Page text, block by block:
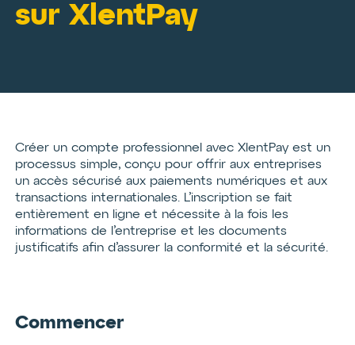
sur XlentPay
Créer un compte professionnel avec XlentPay est un
processus simple, conçu pour offrir aux entreprises
un accès sécurisé aux paiements numériques et aux
transactions internationales. L’inscription se fait
entièrement en ligne et nécessite à la fois les
informations de l’entreprise et les documents
justificatifs afin d’assurer la conformité et la sécurité.
Commencer